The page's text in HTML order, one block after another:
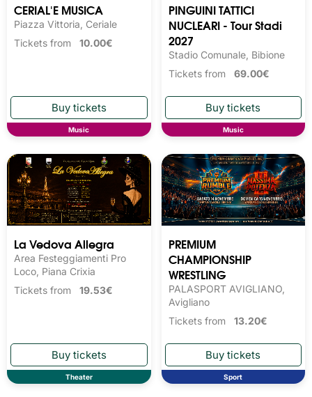
CERIAL'E MUSICA
Piazza Vittoria, Ceriale
Tickets from 10.00€
Music
PINGUINI TATTICI
NUCLEARI - Tour Stadi
2027
Stadio Comunale, Bibione
Tickets from 69.00€
Music
La Vedova Allegra
Area Festeggiamenti Pro
Loco, Piana Crixia
Tickets from 19.53€
Theater
PREMIUM
CHAMPIONSHIP
WRESTLING
PALASPORT AVIGLIANO,
Avigliano
Tickets from 13.20€
Sport